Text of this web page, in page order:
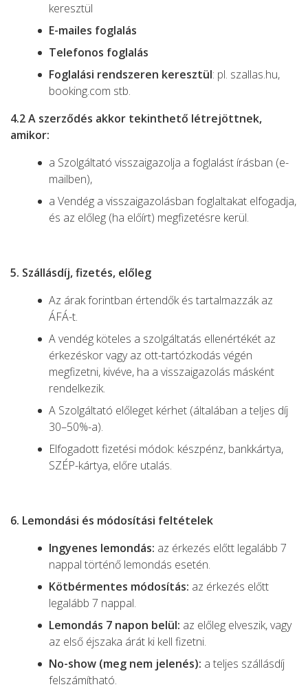
keresztül
E-mailes foglalás
Telefonos foglalás
Foglalási rendszeren keresztül: pl. szallas.hu,
booking.com stb.
4.2 A szerződés akkor tekinthető létrejöttnek,
amikor:
a Szolgáltató visszaigazolja a foglalást írásban (e-
mailben),
a Vendég a visszaigazolásban foglaltakat elfogadja,
és az előleg (ha előírt) megfizetésre kerül.
5. Szállásdíj, fizetés, előleg
Az árak forintban értendők és tartalmazzák az
ÁFÁ-t.
A vendég köteles a szolgáltatás ellenértékét az
érkezéskor vagy az ott-tartózkodás végén
megfizetni, kivéve, ha a visszaigazolás másként
rendelkezik.
A Szolgáltató előleget kérhet (általában a teljes díj
30–50%-a).
Elfogadott fizetési módok: készpénz, bankkártya,
SZÉP-kártya, előre utalás.
6. Lemondási és módosítási feltételek
Ingyenes lemondás: az érkezés előtt legalább 7
nappal történő lemondás esetén.
Kötbérmentes módosítás: az érkezés előtt
legalább 7 nappal.
Lemondás 7 napon belül: az előleg elveszik, vagy
az első éjszaka árát ki kell fizetni.
No-show (meg nem jelenés): a teljes szállásdíj
felszámítható.